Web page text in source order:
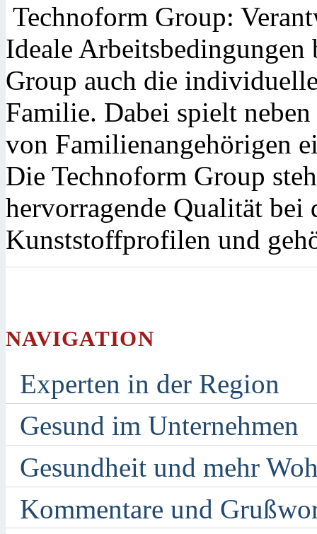
Technoform Group:
Ideale
Group auch die
Familie. Dabei spielt
von Familienangehörigen
Die Technoform Group
hervorragende Qualität
Kunststoffprofilen und
NAVIGATION
Experten in der Region
Gesund im Unternehmen
Gesundheit und mehr
Kommentare und